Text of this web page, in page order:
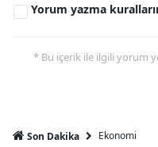
Yorum yazma
* Bu içerik ile ilgili yorum
Son Dakika Ekonomi